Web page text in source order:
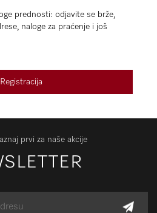
prednosti: odjavite se brže,
naloge za praćenje i još
Registracija
prvi za naše akcije